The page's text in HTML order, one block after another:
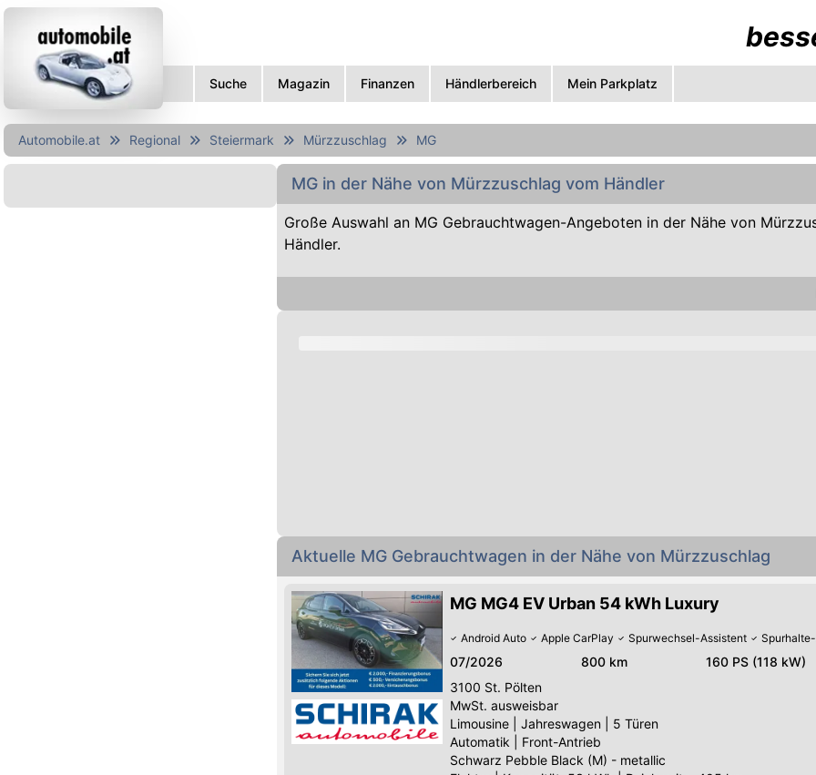
Suche Magazin Finanzen Händlerbereich Mein Parkplatz
Automobile.at Regional Steiermark Mürzzuschlag MG
MG in der Nähe von Mürzzuschlag vom Händler
Große Auswahl an MG Gebrauchtwagen-Angeboten in der Nähe von
Händler.
Aktuelle MG Gebrauchtwagen in der Nähe von Mürzzuschlag
MG MG4 EV Urban 54 kWh Luxury
Android Auto Apple CarPlay Spurwechsel-Assistent
07/2026 800 km 160 PS (118 kW)
3100 St. Pölten
MwSt. ausweisbar
Limousine
Jahreswagen
5 Türen
Automatik
Front-Antrieb
Schwarz Pebble Black (M) - metallic